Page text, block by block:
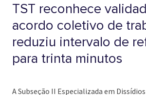
TST reconhece
acordo coletivo de
reduziu intervalo de
para trinta minutos
A Subseção II Especializada em